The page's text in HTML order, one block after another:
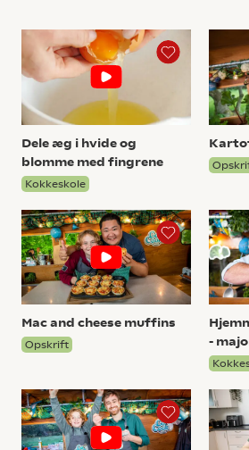
Dele æg i hvide og
blomme med fingrene
Kokkeskole
Mac and cheese muffins
Opskrift
-